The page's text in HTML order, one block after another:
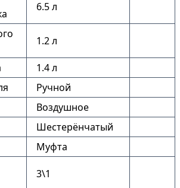
6.5 л
1.2 л
1.4 л
Ручной
Воздушное
Шестерёнчатый
Муфта
3\1